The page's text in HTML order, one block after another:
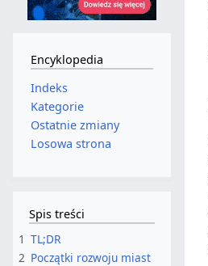
Encyklopedia
Indeks
Kategorie
Ostatnie zmiany
Losowa strona
Spis treści
1 TL;DR
2 Początki rozwoju miast